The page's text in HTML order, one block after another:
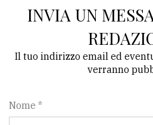
INVIA UN
Il tuo indirizzo email ed
verranno
Nome *